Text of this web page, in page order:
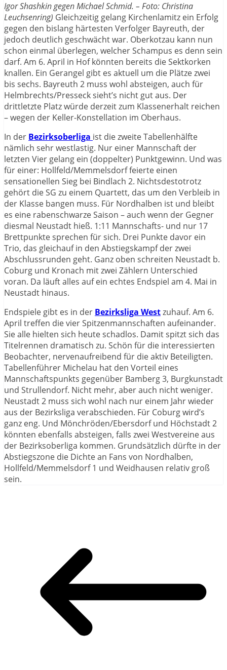
Igor Shashkin gegen Michael Schmid. – Foto: Christina
Leuchsenring) Gleichzeitig gelang Kirchenlamitz ein Erfolg
gegen den bislang härtesten Verfolger Bayreuth, der
jedoch deutlich geschwächt war. Oberkotzau kann nun
schon einmal überlegen, welcher Schampus es denn sein
darf. Am 6. April in Hof könnten bereits die Sektkorken
knallen. Ein Gerangel gibt es aktuell um die Plätze zwei
bis sechs. Bayreuth 2 muss wohl absteigen, auch für
Helmbrechts/Presseck sieht’s nicht gut aus. Der
drittletzte Platz würde derzeit zum Klassenerhalt reichen
– wegen der Keller-Konstellation im Oberhaus.
In der Bezirksoberliga ist die zweite Tabellenhälfte
nämlich sehr westlastig. Nur einer Mannschaft der
letzten Vier gelang ein (doppelter) Punktgewinn. Und was
für einer: Hollfeld/Memmelsdorf feierte einen
sensationellen Sieg bei Bindlach 2. Nichtsdestotrotz
gehört die SG zu einem Quartett, das um den Verbleib in
der Klasse bangen muss. Für Nordhalben ist und bleibt
es eine rabenschwarze Saison – auch wenn der Gegner
diesmal Neustadt hieß. 1:11 Mannschafts- und nur 17
Brettpunkte sprechen für sich. Drei Punkte davor ein
Trio, das gleichauf in den Abstiegskampf der zwei
Abschlussrunden geht. Ganz oben schreiten Neustadt b.
Coburg und Kronach mit zwei Zählern Unterschied
voran. Da läuft alles auf ein echtes Endspiel am 4. Mai in
Neustadt hinaus.
Endspiele gibt es in der Bezirksliga Westzuhauf. Am 6.
April treffen die vier Spitzenmannschaften aufeinander.
Sie alle hielten sich heute schadlos. Damit spitzt sich das
Titelrennen dramatisch zu. Schön für die interessierten
Beobachter, nervenaufreibend für die aktiv Beteiligten.
Tabellenführer Michelau hat den Vorteil eines
Mannschaftspunkts gegenüber Bamberg 3, Burgkunstadt
und Strullendorf. Nicht mehr, aber auch nicht weniger.
Neustadt 2 muss sich wohl nach nur einem Jahr wieder
aus der Bezirksliga verabschieden. Für Coburg wird’s
ganz eng. Und Mönchröden/Ebersdorf und Höchstadt 2
könnten ebenfalls absteigen, falls zwei Westvereine aus
der Bezirksoberliga kommen. Grundsätzlich dürfte in der
Abstiegszone die Dichte an Fans von Nordhalben,
Hollfeld/Memmelsdorf 1 und Weidhausen relativ groß
sein.